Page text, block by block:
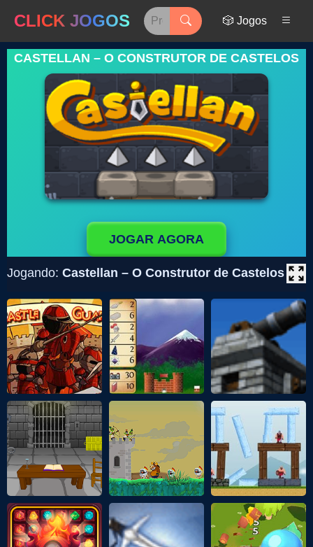
CLICK JOGOS 🎲 Jogos
CASTELLAN – O CONSTRUTOR DE CASTELOS
JOGAR AGORA
Jogando: Castellan – O Construtor de Castelos